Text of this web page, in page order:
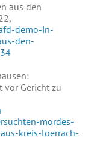
aus den
demo-in-
den-
vor Gericht zu
mordes-
kreis-loerrach-